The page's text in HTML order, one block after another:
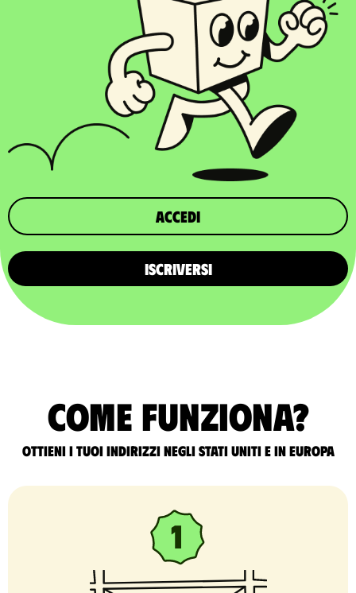
Accedi
ISCRIVERSI
Come funziona?
Ottieni i tuoi indirizzi negli Stati Uniti e in Europa